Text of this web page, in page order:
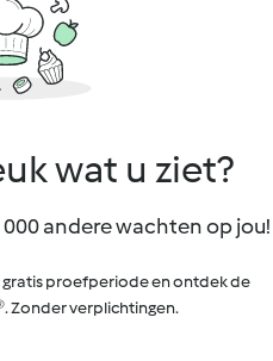
wat u ziet?
andere wachten op jou!
gratis proefperiode en ontdek de
Zonder verplichtingen.